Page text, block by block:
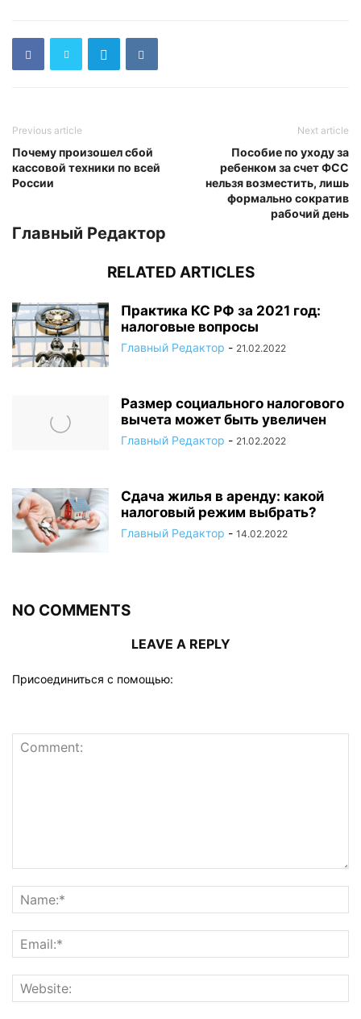
Previous article
Почему произошел сбой
кассовой техники по всей
России
Next article
Пособие по уходу за
ребенком за счет ФСС
нельзя возместить, лишь
формально сократив
рабочий день
Главный Редактор
RELATED ARTICLES
Практика КС РФ за 2021 год:
налоговые вопросы
Главный Редактор - 21.02.2022
Размер социального налогового
вычета может быть увеличен
Главный Редактор - 21.02.2022
Сдача жилья в аренду: какой
налоговый режим выбрать?
Главный Редактор - 14.02.2022
NO COMMENTS
LEAVE A REPLY
Присоединиться с помощью: